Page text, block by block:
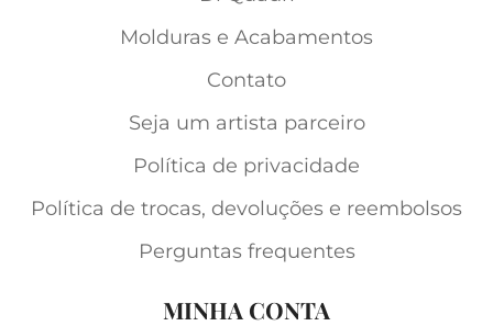
Molduras e Acabamentos
Contato
Seja um artista parceiro
Política de privacidade
Política de trocas, devoluções e reembolsos
Perguntas frequentes
MINHA CONTA